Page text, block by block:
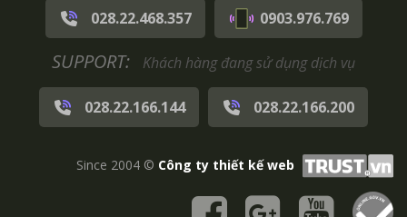
028.22.468.357 0903.976.769
SUPPORT: Khách hàng đang sử dụng dịch vụ
028.22.166.144 028.22.166.200
Since 2004 © Công ty thiết kế web